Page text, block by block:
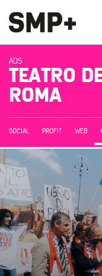
ADS
TEATRO
ROMA
SOCIAL PROFIT WEB